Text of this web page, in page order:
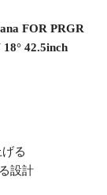
FOR PRGR
42.5inch
る
設計